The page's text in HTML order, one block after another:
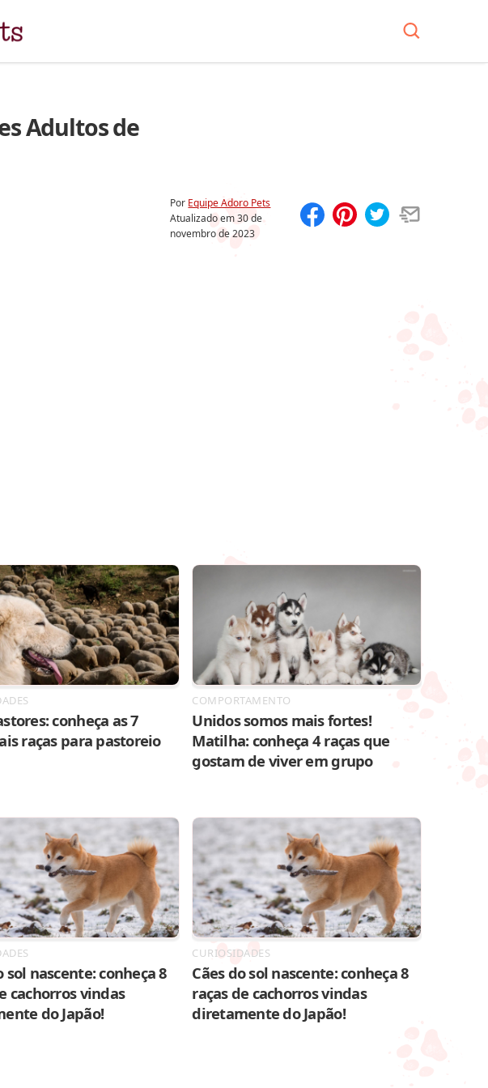
Adultos de
Por Equipe Adoro Pets
Atualizado em30 de
novembro de 2023
conheça as 7
raças para pastoreio
COMPORTAMENTO
Unidos somos mais fortes!
Matilha: conheça 4 raças que
gostam de viver em grupo
sol nascente: conheça 8
cachorros vindas
do Japão!
CURIOSIDADES
Cães do sol nascente: conheça 8
raças de cachorros vindas
diretamente do Japão!